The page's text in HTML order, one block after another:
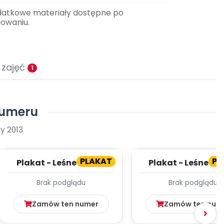
materiały dostępne po
1
2013
PLAKAT
Plakat - Leśne owoce
Brak podglądu
Zamów ten numer
Plakat - Leśne
Brak podglądu
Zamów ten